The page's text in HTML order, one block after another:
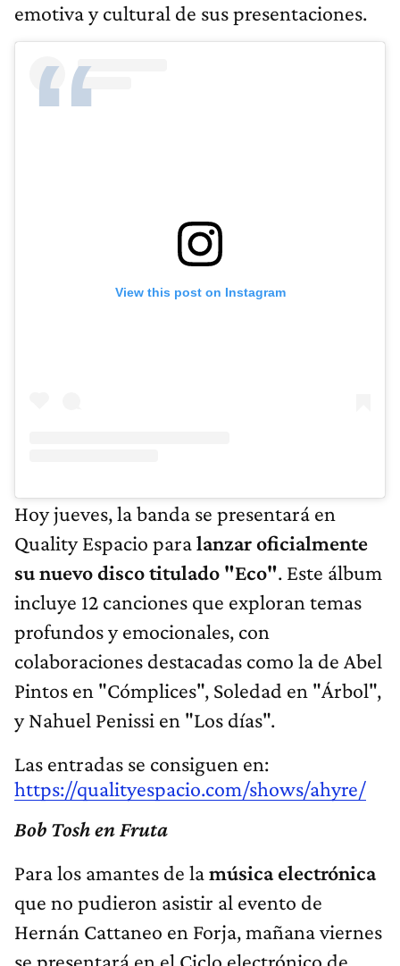
emotiva y cultural de sus presentaciones.
View this post on Instagram
Hoy jueves, la banda se presentará en
Quality Espacio paralanzar oficialmente
su nuevo disco titulado "Eco". Este álbum
incluye 12 canciones que exploran temas
profundos y emocionales, con
colaboraciones destacadas como la de Abel
Pintos en "Cómplices", Soledad en "Árbol",
y Nahuel Penissi en "Los días".
Las entradas se consiguen en:
https://qualityespacio.com/shows/ahyre/
Bob Tosh en Fruta
Para los amantes de lamúsica electrónica
que no pudieron asistir al evento de
Hernán Cattaneo en Forja, mañana viernes